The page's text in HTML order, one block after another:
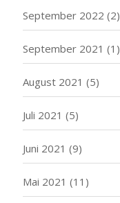
September 2022 (2)
September 2021 (1)
August 2021 (5)
Juli 2021 (5)
Juni 2021 (9)
Mai 2021 (11)